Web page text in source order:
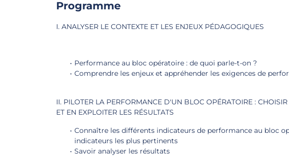
Programme
I. ANALYSER LE CONTEXTE ET LES ENJEUX PÉDAGOGIQUES
Performance au bloc opératoire : de quoi parle-t-on ?
Comprendre les enjeux et appréhender les exigences de
II. PILOTER LA PERFORMANCE D'UN BLOC OPÉRATOIRE :
ET EN EXPLOITER LES RÉSULTATS
Connaître les différents indicateurs de performance au bloc
indicateurs les plus pertinents
Savoir analyser les résultats